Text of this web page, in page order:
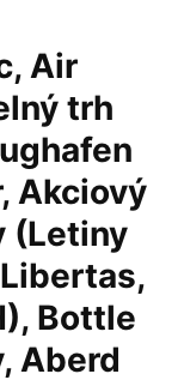
Air
trh
Akciový
(Letiny
Bottle
Aberd